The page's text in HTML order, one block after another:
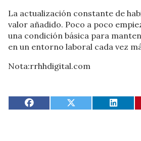
La actualización constante de
valor añadido. Poco a poco
una condición básica para
en un entorno laboral cada vez
Nota:rrhhdigital.com